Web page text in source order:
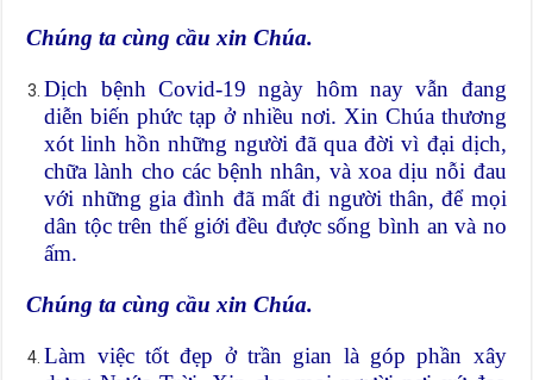
Chúng ta cùng cầu xin Chúa.
Dịch bệnh Covid-19 ngày hôm nay vẫn đang
diễn biến phức tạp ở nhiều nơi. Xin Chúa thương
xót linh hồn những người đã qua đời vì đại dịch,
chữa lành cho các bệnh nhân, và xoa dịu nỗi đau
với những gia đình đã mất đi người thân, để mọi
dân tộc trên thế giới đều được sống bình an và no
ấm.
Chúng ta cùng cầu xin Chúa.
Làm việc tốt đẹp ở trần gian là góp phần xây